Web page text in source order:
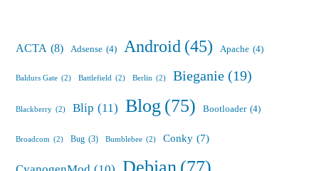
ACTA (8) Adsense (4) Android (45) Apache (4)
Baldurs Gate (2) Battlefield (2) Berlin (2) Bieganie (19)
Blackberry (2) Blip (11) Blog(75) Bootloader (4)
Broadcom (2) Bug (3) Bumblebee (2) Conky (7)